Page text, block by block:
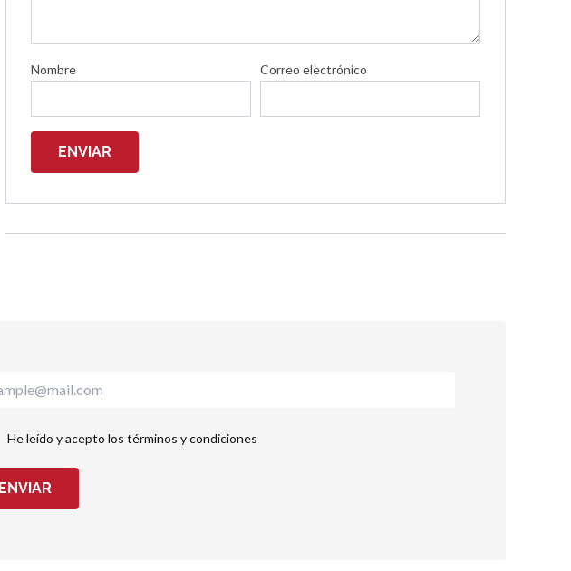
Nombre Correo electrónico
He leído y acepto los términos y condiciones
ENVIAR